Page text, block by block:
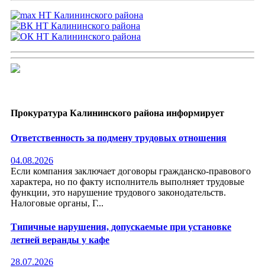
Прокуратура Калининского района информирует
Ответственность за подмену трудовых отношения
04.08.2026
Если компания заключает договоры гражданско-правового
характера, но по факту исполнитель выполняет трудовые
функции, это нарушение трудового законодательств.
Налоговые органы, Г...
Типичные нарушения, допускаемые при установке
летней веранды у кафе
28.07.2026